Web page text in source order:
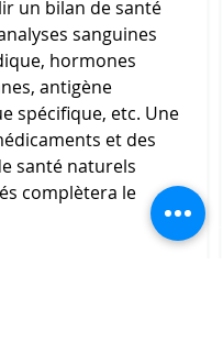
un bilan de santé
sanguines
hormones
antigène
spécifique, etc. Une
et des
santé naturels
complètera le